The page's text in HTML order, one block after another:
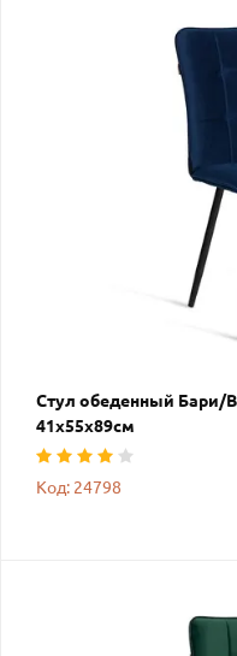
Стул обеденный Бари/
41х55х89см
Код: 24798